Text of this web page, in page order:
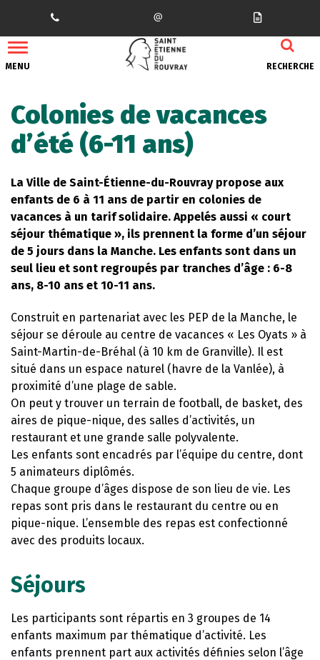
MENU RECHERCHE
Colonies de vacances
d’été (6-11 ans)
La Ville de Saint-Étienne-du-Rouvray propose aux
enfants de 6 à 11 ans de partir en colonies de
vacances à un tarif solidaire. Appelés aussi « court
séjour thématique », ils prennent la forme d’un séjour
de 5 jours dans la Manche. Les enfants sont dans un
seul lieu et sont regroupés par tranches d’âge : 6-8
ans, 8-10 ans et 10-11 ans.
Construit en partenariat avec les PEP de la Manche, le
séjour se déroule au centre de vacances « Les Oyats » à
Saint-Martin-de-Bréhal (à 10 km de Granville). Il est
situé dans un espace naturel (havre de la Vanlée), à
proximité d’une plage de sable.
On peut y trouver un terrain de football, de basket, des
aires de pique-nique, des salles d’activités, un
restaurant et une grande salle polyvalente.
Les enfants sont encadrés par l’équipe du centre, dont
5 animateurs diplômés.
Chaque groupe d’âges dispose de son lieu de vie. Les
repas sont pris dans le restaurant du centre ou en
pique-nique. L’ensemble des repas est confectionné
avec des produits locaux.
Séjours
Les participants sont répartis en 3 groupes de 14
enfants maximum par thématique d’activité. Les
enfants prennent part aux activités définies selon l’âge